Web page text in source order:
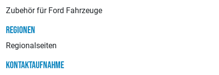
Zubehör für Ford Fahrzeuge
REGIONEN
Regionalseiten
KONTAKTAUFNAHME